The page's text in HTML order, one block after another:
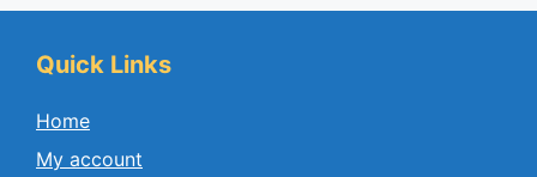
Quick Links
Home
My account